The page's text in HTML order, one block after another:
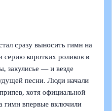
сразу выносить гимн на
серию коротких роликов в
закулисье — и везде
песни. Люди начали
хотя официальной
гимн впервые включили